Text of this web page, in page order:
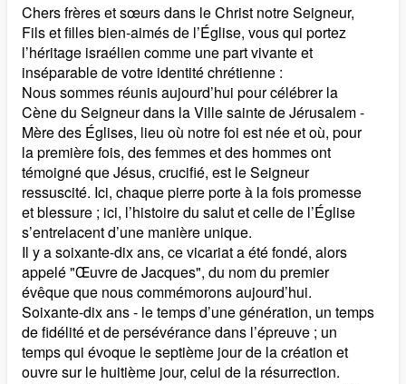
Chers frères et sœurs dans le Christ notre Seigneur,
Fils et filles bien-aimés de l’Église, vous qui portez
l’héritage israélien comme une part vivante et
inséparable de votre identité chrétienne :
Nous sommes réunis aujourd’hui pour célébrer la
Cène du Seigneur dans la Ville sainte de Jérusalem -
Mère des Églises, lieu où notre foi est née et où, pour
la première fois, des femmes et des hommes ont
témoigné que Jésus, crucifié, est le Seigneur
ressuscité. Ici, chaque pierre porte à la fois promesse
et blessure ; ici, l’histoire du salut et celle de l’Église
s’entrelacent d’une manière unique.
Il y a soixante-dix ans, ce vicariat a été fondé, alors
appelé "Œuvre de Jacques", du nom du premier
évêque que nous commémorons aujourd’hui.
Soixante-dix ans - le temps d’une génération, un temps
de fidélité et de persévérance dans l’épreuve ; un
temps qui évoque le septième jour de la création et
ouvre sur le huitième jour, celui de la résurrection.